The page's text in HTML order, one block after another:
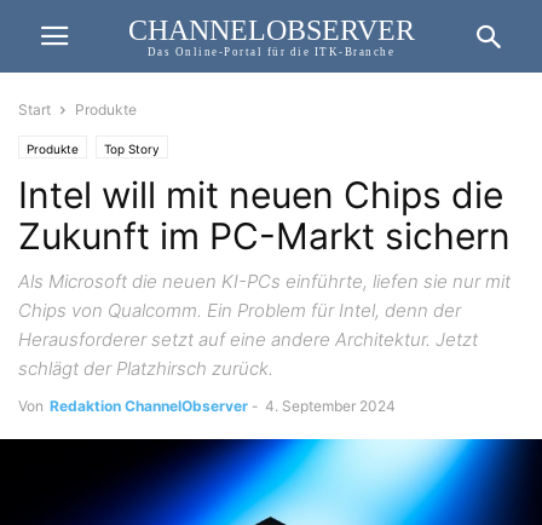
CHANNELOBSERVER
Das Online-Portal für die ITK-Branche
Start Produkte
Produkte Top Story
Intel will mit neuen Chips die
Zukunft im PC-Markt sichern
Als Microsoft die neuen KI-PCs einführte, liefen sie nur mit
Chips von Qualcomm. Ein Problem für Intel, denn der
Herausforderer setzt auf eine andere Architektur. Jetzt
schlägt der Platzhirsch zurück.
Von Redaktion ChannelObserver - 4. September 2024